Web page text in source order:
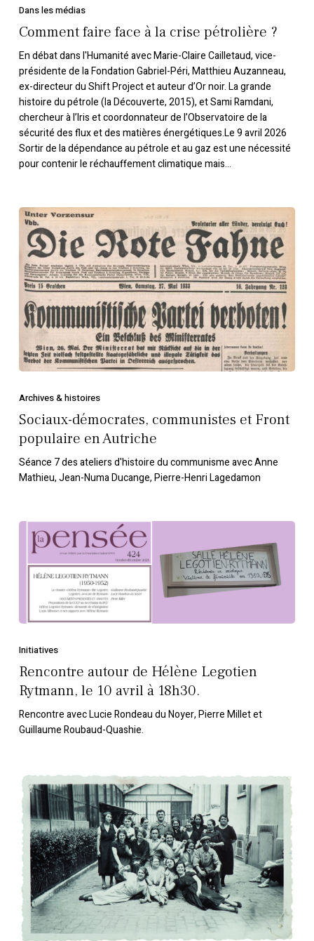
faire
face
la
crise
pétrolière ?
Dans les médias
Comment faire face à la crise pétrolière ?
En débat dans l'Humanité avec Marie-Claire Cailletaud, vice-
présidente de la Fondation Gabriel-Péri, Matthieu Auzanneau,
ex-directeur du Shift Project et auteur d’Or noir. La grande
histoire du pétrole (la Découverte, 2015), et Sami Ramdani,
chercheur à l’Iris et coordonnateur de l’Observatoire de la
sécurité des flux et des matières énergétiques.Le 9 avril 2026
Sortir de la dépendance au pétrole et au gaz est une nécessité
pour contenir le réchauffement climatique mais…
Sociaux-
démocrates,
communistes
et
Front
populaire
en
Autriche
Archives & histoires
Sociaux-démocrates, communistes et Front
populaire en Autriche
Séance 7 des ateliers d'histoire du communisme avec Anne
Mathieu, Jean-Numa Ducange, Pierre-Henri Lagedamon
Rencontre
autour
de
Hélène
Legotien
Rytmann,
10
avril
à
18h30.
Initiatives
Rencontre autour de Hélène Legotien
Rytmann, le 10 avril à 18h30.
Rencontre avec Lucie Rondeau du Noyer, Pierre Millet et
Guillaume Roubaud-Quashie.
Monde
du
travail
et
mouvements
sociaux
au
temps
du
Front